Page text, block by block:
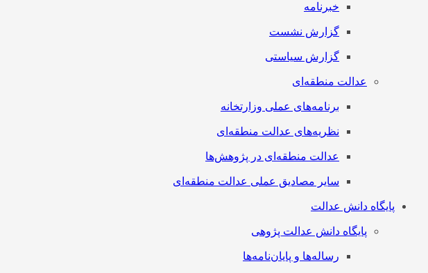
خبرنامه
گزارش نشست
گزارش سیاستی
عدالت منطقه‌ای
برنامه‌های عملی وزارتخانه
نظریه‌های عدالت منطقه‌ای
عدالت منطقه‌ای در پژوهش‌ها
سایر مصادیق عملی عدالت منطقه‌ای
پایگاه دانش عدالت
پایگاه دانش عدالت پژوهی
رساله‌ها و پایان‌نامه‌ها